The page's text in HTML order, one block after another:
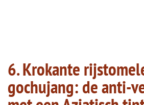
6. Krokante
gochujang: de anti-